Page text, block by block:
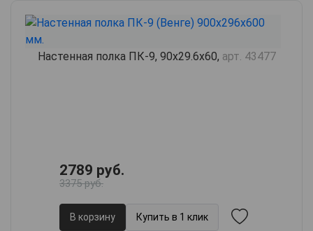
Настенная полка ПК-9, 90х29.6х60, арт. 43477
2789 руб.
3375 руб.
В корзину Купить в 1 клик